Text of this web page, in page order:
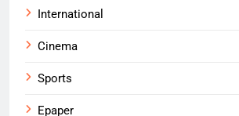
International
Cinema
Sports
Epaper